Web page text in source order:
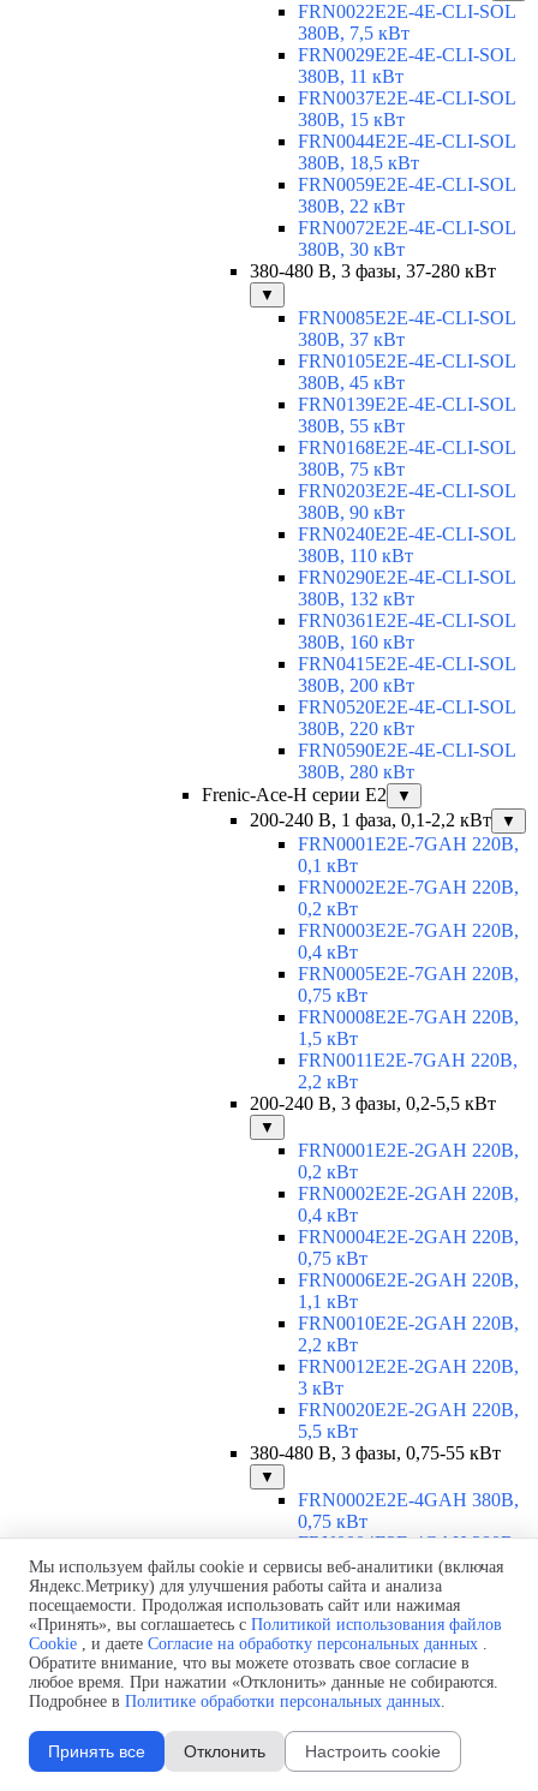
FRN0022E2E-4E-CLI-SOL
380В, 7,5 кВт
FRN0029E2E-4E-CLI-SOL
380В, 11 кВт
FRN0037E2E-4E-CLI-SOL
380В, 15 кВт
FRN0044E2E-4E-CLI-SOL
380В, 18,5 кВт
FRN0059E2E-4E-CLI-SOL
380В, 22 кВт
FRN0072E2E-4E-CLI-SOL
380В, 30 кВт
380-480 В, 3 фазы, 37-280 кВт
▼
FRN0085E2E-4E-CLI-SOL
380В, 37 кВт
FRN0105E2E-4E-CLI-SOL
380В, 45 кВт
FRN0139E2E-4E-CLI-SOL
380В, 55 кВт
FRN0168E2E-4E-CLI-SOL
380В, 75 кВт
FRN0203E2E-4E-CLI-SOL
380В, 90 кВт
FRN0240E2E-4E-CLI-SOL
380В, 110 кВт
FRN0290E2E-4E-CLI-SOL
380В, 132 кВт
FRN0361E2E-4E-CLI-SOL
380В, 160 кВт
FRN0415E2E-4E-CLI-SOL
380В, 200 кВт
FRN0520E2E-4E-CLI-SOL
380В, 220 кВт
FRN0590E2E-4E-CLI-SOL
380В, 280 кВт
Frenic-Ace-H серии E2
▼
200-240 В, 1 фаза, 0,1-2,2 кВт ▼
FRN0001E2E-7GAH 220В,
0,1 кВт
FRN0002E2E-7GAH 220В,
0,2 кВт
FRN0003E2E-7GAH 220В,
0,4 кВт
FRN0005E2E-7GAH 220В,
0,75 кВт
FRN0008E2E-7GAH 220В,
1,5 кВт
FRN0011E2E-7GAH 220В,
2,2 кВт
200-240 В, 3 фазы, 0,2-5,5 кВт
▼
FRN0001E2E-2GAH 220В,
0,2 кВт
FRN0002E2E-2GAH 220В,
0,4 кВт
FRN0004E2E-2GAH 220В,
0,75 кВт
FRN0006E2E-2GAH 220В,
1,1 кВт
FRN0010E2E-2GAH 220В,
2,2 кВт
FRN0012E2E-2GAH 220В,
3 кВт
FRN0020E2E-2GAH 220В,
5,5 кВт
380-480 В, 3 фазы, 0,75-55 кВт
▼
FRN0002E2E-4GAH 380В,
0,75 кВт
FRN0004E2E-4GAH 380В,
1,5 кВт
FRN0006E2E-4GAH 380В,
2,2 кВт
FRN0007E2E-4GAH 380В,
3 кВт
FRN0012E2E-4GAH 380В,
5,5 кВт
FRN0022E2E-4EH 380В, 11
кВт
FRN0029E2E-4EH 380В, 15
Мы используем файлы cookie и сервисы веб-аналитики (включая
Яндекс.Метрику) для улучшения работы сайта и анализа
посещаемости. Продолжая использовать сайт или нажимая
«Принять», вы соглашаетесь с Политикой использования файлов
Cookie , и даете Согласие на обработку персональных данных .
Обратите внимание, что вы можете отозвать свое согласие в
любое время. При нажатии «Отклонить» данные не собираются.
Подробнее в Политике обработки персональных данных.
Принять все Отклонить Настроить cookie